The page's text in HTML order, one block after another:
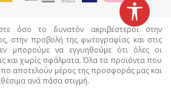
όσο το δυνατόν ακριβέστεροι στην
στην προβολή της φωτογραφίας και στις
μπορούμε να εγγυηθούμε ότι όλες οι
και χωρίς σφάλματα. Όλα τα προϊόντα που
αποτελούν μέρος της προσφοράς μας και
ανά πάσα στιγμή.